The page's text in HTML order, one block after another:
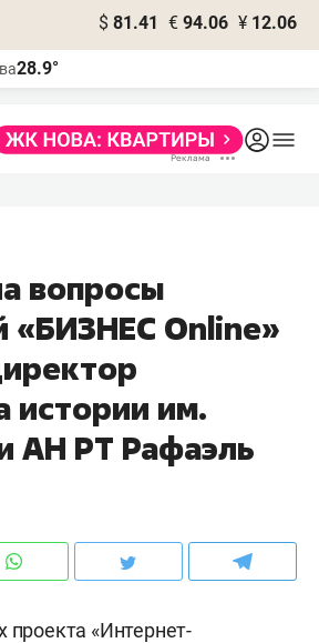
$ 81.41 € 94.06 ¥ 12.06
28.9°
вопросы
«БИЗНЕC Online»
истории им.
АН РТ Рафаэль
проекта «Интернет-